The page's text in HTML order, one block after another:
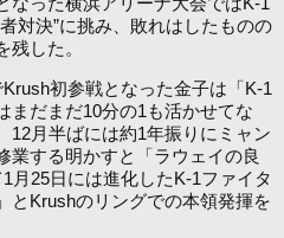
対決”に挑み、敗れはしたものの
した。
初参戦となった金子は「K-1
まだまだ10分の1も活かせてな
12月半ばには約1年振りにミャン
業する明かすと「ラウェイの良
月25日には進化したK-1ファイタ
とKrushのリングでの本領発揮を